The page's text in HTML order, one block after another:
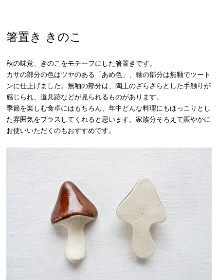
箸置き きのこ
秋の味覚、きのこをモチーフにした箸置きです。
カサの部分の色はツヤのある「あめ色」、軸の部分は無釉でツート
ンに仕上げました。無釉の部分は、陶土のざらざらとした手触りが
感じられ、道具跡などが見られるものがあります。
季節を楽しむ食卓にはもちろん、年中どんな料理にもほっこりとし
た雰囲気をプラスしてくれると思います。家族分そろえて賑やかに
お使いいただくのもおすすめです。